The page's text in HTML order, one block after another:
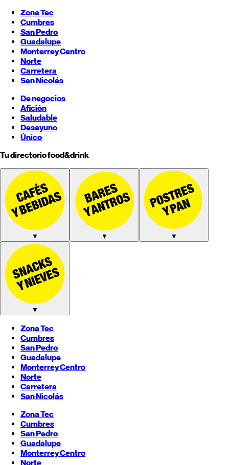
Zona Tec
Cumbres
San Pedro
Guadalupe
MonterreyCentro
Norte
Carretera
San Nicolás
De negocios
Afición
Saludable
Desayuno
Único
Tu directorio food&drink
▼ ▼ ▼
▼
Zona Tec
Cumbres
San Pedro
Guadalupe
MonterreyCentro
Norte
Carretera
San Nicolás
Zona Tec
Cumbres
San Pedro
Guadalupe
MonterreyCentro
Norte